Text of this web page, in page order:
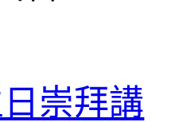
崇拜講